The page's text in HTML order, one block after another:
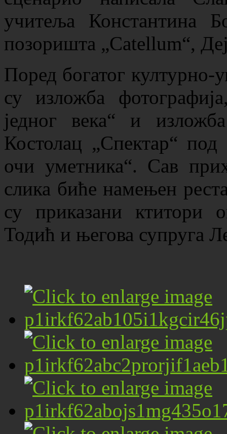
учитеља Константина
позоришта „Catellum“,
Поред богатог културно-
су изложба
једног века“ и
Костолац „Спектар“
очи уметника“. Сав
слика биће намењен
су приказани ктитори
Тодић и његова супруга